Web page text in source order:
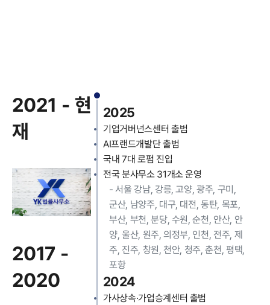
2021 - 현
재
2017 -
2020
2025
기업거버넌스센터 출범
AI프랜드개발단 출범
국내 7대 로펌 진입
전국 분사무소 31개소 운영
-서울 강남, 강릉, 고양, 광주, 구미,
군산, 남양주, 대구, 대전, 동탄, 목포,
부산, 부천, 분당, 수원, 순천, 안산, 안
양, 울산, 원주, 의정부, 인천, 전주, 제
주, 진주, 창원, 천안, 청주, 춘천, 평택,
포항
2024
가사상속·가업승계센터 출범